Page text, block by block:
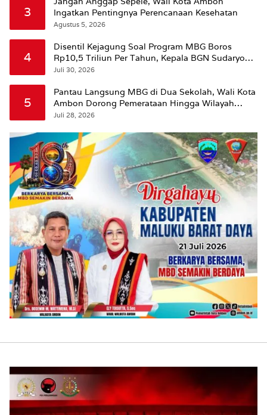
3
Ingatkan Pentingnya Perencanaan Kesehatan
Agustus 5, 2026
4
Disentil Kejagung Soal Program MBG Boros
Rp10,5 Triliun Per Tahun, Kepala BGN Sudaryono
Beri Penjelasan
Juli 30, 2026
5
Pantau Langsung MBG di Dua Sekolah, Wali Kota
Ambon Dorong Pemerataan Hingga Wilayah
Leitimur Selatan
Juli 28, 2026